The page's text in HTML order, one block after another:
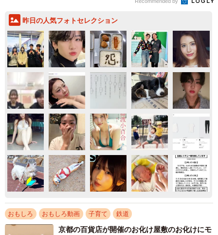
昨日の人気フォトセレクション
おもしろ おもしろ動画 子育て 鉄道
京都の百貨店が開催のお化け屋敷のお化けにモ